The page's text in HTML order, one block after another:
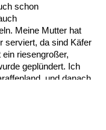
schon
Meine Mutter hat
serviert, da sind Käfer
riesengroßer,
geplündert. Ich
und danach